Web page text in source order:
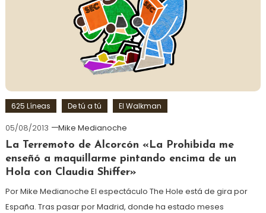
625 Líneas De tú a tú El Walkman
05/08/2013
Mike Medianoche
La Terremoto de Alcorcón «La Prohibida me
enseñó a maquillarme pintando encima de un
Hola con Claudia Shiffer»
Por Mike Medianoche El espectáculo The Hole está de gira por
España. Tras pasar por Madrid, donde ha estado meses